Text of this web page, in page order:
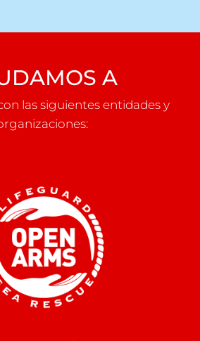
A
las siguientes entidades y